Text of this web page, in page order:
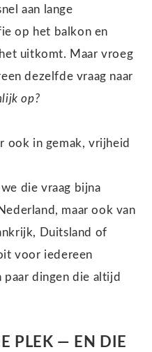
aan lange
op het balkon en
uitkomt. Maar vroeg
dezelfde vraag naar
op?
ook in gemak, vrijheid
die vraag bijna
maar ook van
Duitsland of
voor iedereen
paar dingen die altijd
PLEK — EN DIE